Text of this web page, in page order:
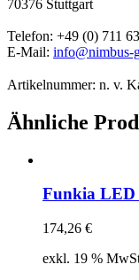
70376 Stuttgart
Telefon: +49 (0) 711
E-Mail: info@nimbus-
Artikelnummer: n. v.
Ähnliche
Funkia LED
174,26 €
exkl. 19 %